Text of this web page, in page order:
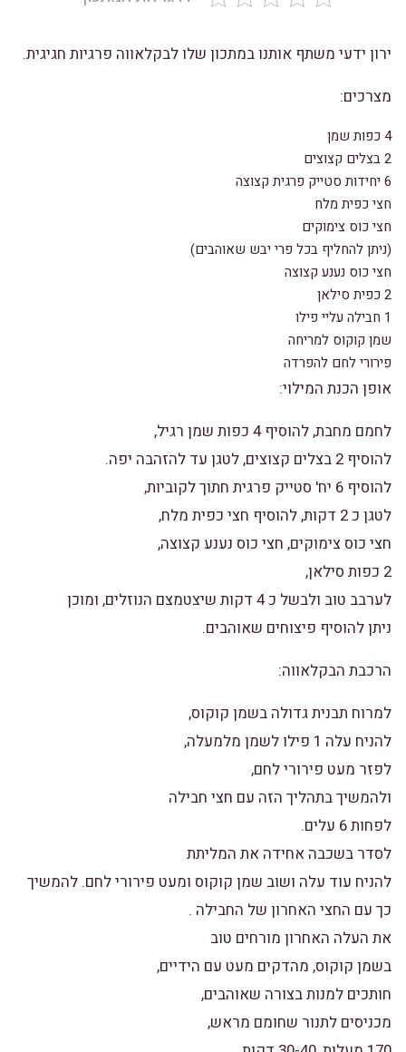
ירון ידעי משתף אותנו במתכון שלו לבקלאווה פרגיות חגיגית.
מצרכים:
4 כפות שמן
2 בצלים קצוצים
6 יחידות סטייק פרגית קצוצה
חצי כפית מלח
חצי כוס צימוקים
(ניתן להחליף בכל פרי יבש שאוהבים)
חצי כוס נענע קצוצה
2 כפית סילאן
1 חבילה עליי פילו
שמן קוקוס למריחה
פירורי לחם להפרדה
אופן הכנת המילוי:
לחמם מחבת, להוסיף 4 כפות שמן רגיל,
להוסיף 2 בצלים קצוצים, לטגן עד להזהבה יפה.
להוסיף 6 יח' סטייק פרגית חתוך לקוביות,
לטגן כ 2 דקות, להוסיף חצי כפית מלח,
חצי כוס צימוקים, חצי כוס נענע קצוצה,
2 כפות סילאן,
לערבב טוב ולבשל כ 4 דקות שיצטמצם הנוזלים, ומוכן
ניתן להוסיף פיצוחים שאוהבים.
הרכבת הבקלאווה:
למרוח תבנית גדולה בשמן קוקוס,
להניח עלה 1 פילו לשמן מלמעלה,
לפזר מעט פירורי לחם,
ולהמשיך בתהליך הזה עם חצי חבילה
לפחות 6 עלים.
לסדר בשכבה אחידה את המליתת
להניח עוד עלה ושוב שמן קוקוס ומעט פירורי לחם. להמשיך
כך עם החצי האחרון של החבילה .
את העלה האחרון מורחים טוב
בשמן קוקוס, מהדקים מעט עם הידיים,
חותכים למנות בצורה שאוהבים,
מכניסים לתנור שחומם מראש,